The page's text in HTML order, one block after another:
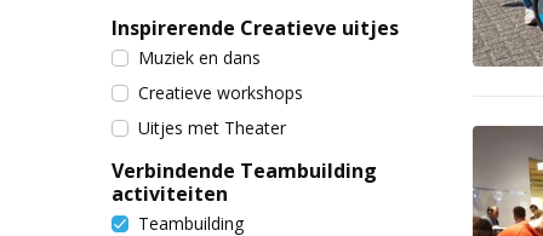
Inspirerende Creatieve uitjes
Muziek en dans
Creatieve workshops
Uitjes met Theater
Verbindende Teambuilding
activiteiten
Teambuilding